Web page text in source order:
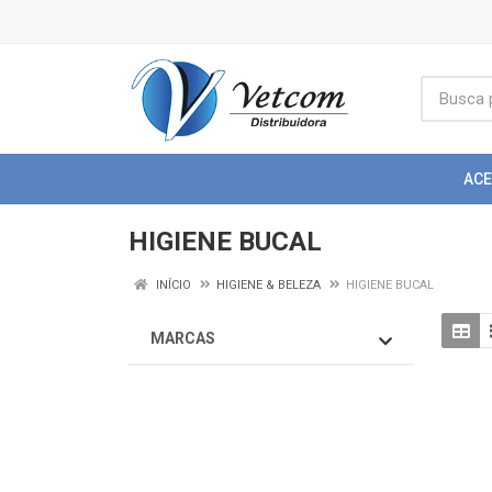
HIGIENE BUCAL
INÍCIO HIGIENE & BELEZA HIGIENE BUCAL
MARCAS